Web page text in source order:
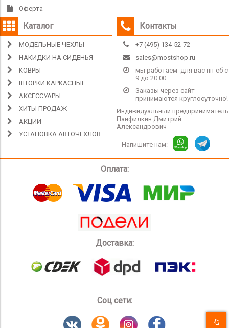
Оферта
Каталог
МОДЕЛЬНЫЕ ЧЕХЛЫ
НАКИДКИ НА СИДЕНЬЯ
КОВРЫ
ШТОРКИ КАРКАСНЫЕ
АКСЕССУАРЫ
ХИТЫ ПРОДАЖ
АКЦИИ
УСТАНОВКА АВТОЧЕХЛОВ
Контакты
+7 (495) 134-52-72
sales@mostshop.ru
мы работаем для вас пн-сб с
9 до 20:00
Заказы через сайт
принимаются круглосуточно!
Индивидуальный предприниматель
Панфилкин Дмитрий
Александрович
Напишите нам:
Оплата:
Доставка:
Соц сети: